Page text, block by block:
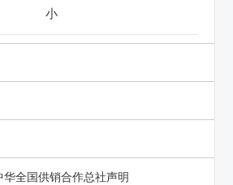
小
华全国供销合作总社声明